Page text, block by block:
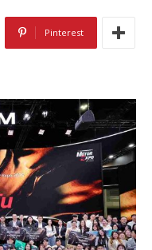
Pinterest